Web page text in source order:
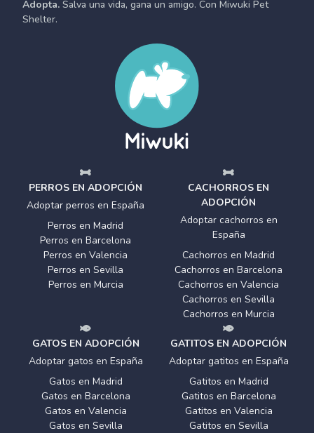
Adopta. Salva una vida, gana un amigo. Con Miwuki Pet
Shelter.
PERROS EN ADOPCIÓN
Adoptar perros en España
Perros en Madrid
Perros en Barcelona
Perros en Valencia
Perros en Sevilla
Perros en Murcia
CACHORROS EN
ADOPCIÓN
Adoptar cachorros en
España
Cachorros en Madrid
Cachorros en Barcelona
Cachorros en Valencia
Cachorros en Sevilla
Cachorros en Murcia
GATOS EN ADOPCIÓN
Adoptar gatos en España
Gatos en Madrid
Gatos en Barcelona
Gatos en Valencia
Gatos en Sevilla
GATITOS EN ADOPCIÓN
Adoptar gatitos en España
Gatitos en Madrid
Gatitos en Barcelona
Gatitos en Valencia
Gatitos en Sevilla